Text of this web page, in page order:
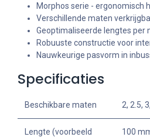
Morphos serie - ergonomisch
Verschillende maten
Geoptimaliseerde lengtes per
Robuuste constructie voor
Nauwkeurige pasvorm in
Specificaties
Beschikbare maten 2, 2.5,
Lengte (voorbeeld
100